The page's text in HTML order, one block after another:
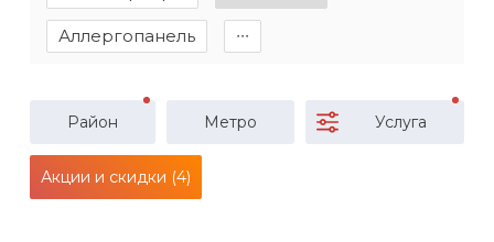
Аллергопанель ∙∙∙
Район Метро Услуга
Акции и скидки (4)